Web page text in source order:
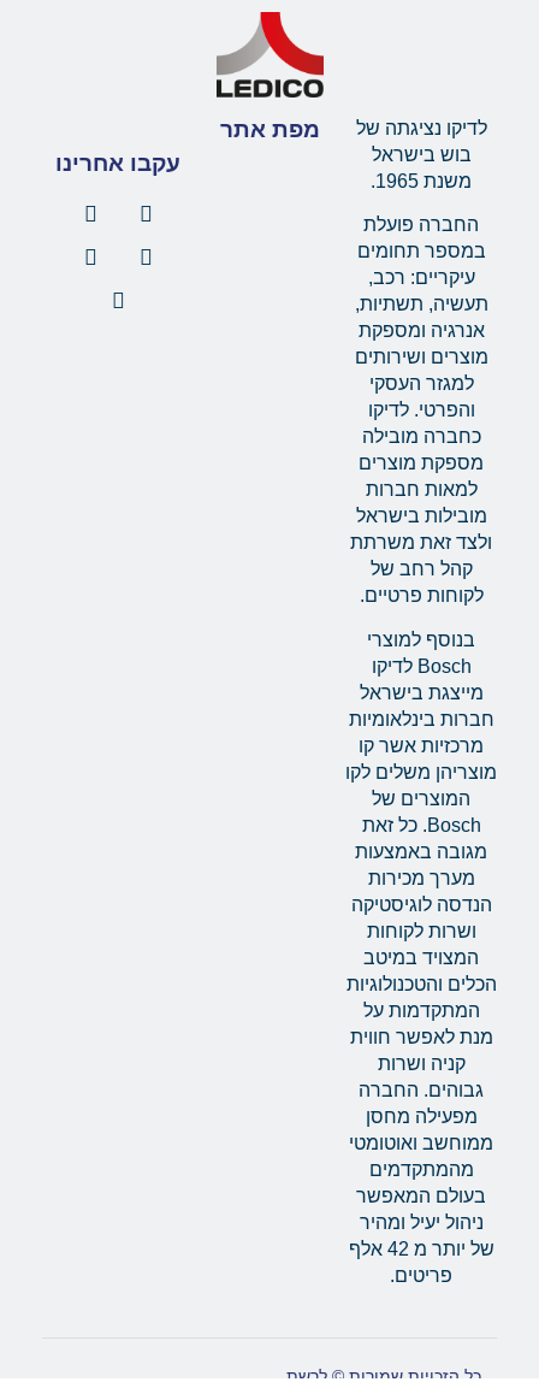
לדיקו נציגתה של
בוש בישראל
משנת 1965.
החברה פועלת
במספר תחומים
עיקריים: רכב,
תעשיה, תשתיות,
אנרגיה ומספקת
מוצרים ושירותים
למגזר העסקי
והפרטי. לדיקו
כחברה מובילה
מספקת מוצרים
למאות חברות
מובילות בישראל
ולצד זאת משרתת
קהל רחב של
לקוחות פרטיים.
בנוסף למוצרי
Bosch לדיקו
מייצגת בישראל
חברות בינלאומיות
מרכזיות אשר קו
מוצריהן משלים לקו
המוצרים של
Bosch. כל זאת
מגובה באמצעות
מערך מכירות
הנדסה לוגיסטיקה
ושרות לקוחות
המצויד במיטב
הכלים והטכנולוגיות
המתקדמות על
מנת לאפשר חווית
קניה ושרות
גבוהים. החברה
מפעילה מחסן
ממוחשב ואוטומטי
מהמתקדמים
בעולם המאפשר
ניהול יעיל ומהיר
של יותר מ 42 אלף
פריטים.
מפת אתר
עקבו אחרינו
כל הזכויות שמורות © לרשת